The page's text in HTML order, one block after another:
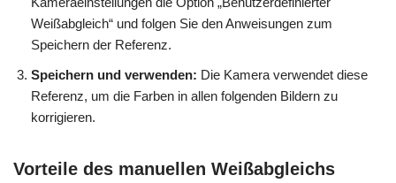
Weißabgleich“ und folgen Sie den Anweisungen zum
Speichern der Referenz.
Speichern und verwenden: Die Kamera verwendet diese
Referenz, um die Farben in allen folgenden Bildern zu
korrigieren.
Vorteile des manuellen Weißabgleichs